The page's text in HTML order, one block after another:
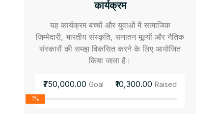
कार्यक्रम
यह कार्यक्रम बच्चों और युवाओं में सामाजिक
जिम्मेदारी, भारतीय संस्कृति, सनातन मूल्यों और नैतिक
संस्कारों की समझ विकसित करने के लिए आयोजित
किया जाता है।
₹750,000.00 Goal ₹10,300.00 Raised
1%